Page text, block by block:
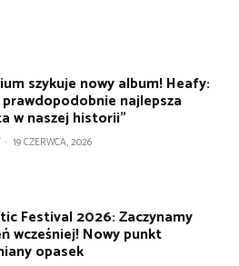
szykuje nowy album! Heafy:
prawdopodobnie najlepsza
w naszej historii”
- 19 CZERWCA, 2026
Festival 2026: Zaczynamy
wcześniej! Nowy punkt
opasek